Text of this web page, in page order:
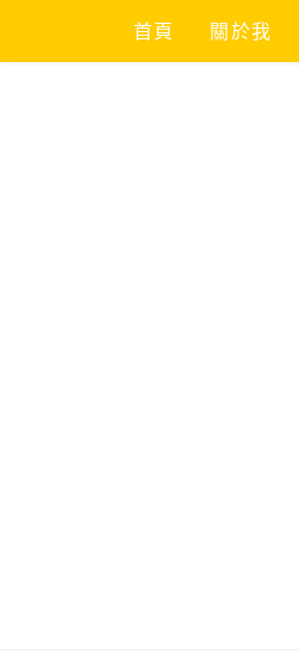
content
首頁 關於我